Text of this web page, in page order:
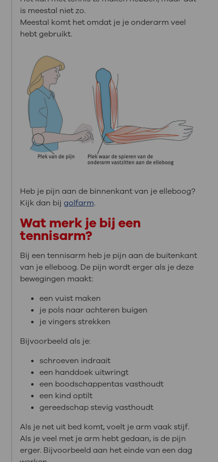
is meestal niet zo.
Meestal komt het omdat je je onderarm veel
hebt gebruikt.
Heb je pijn aan de binnenkant van je elleboog?
Kijk dan bij golfarm.
Wat merk je bij een
tennisarm?
Bij een tennisarm heb je pijn aan de buitenkant
van je elleboog. De pijn wordt erger als je deze
bewegingen maakt:
een vuist maken
je pols naar achteren buigen
je vingers strekken
Bijvoorbeeld als je:
schroeven indraait
een handdoek uitwringt
een boodschappentas vasthoudt
een kind optilt
gereedschap stevig vasthoudt
Als je net uit bed komt, voelt je arm vaak stijf.
Als je veel met je arm hebt gedaan, is de pijn
erger. Bijvoorbeeld aan het einde van een dag